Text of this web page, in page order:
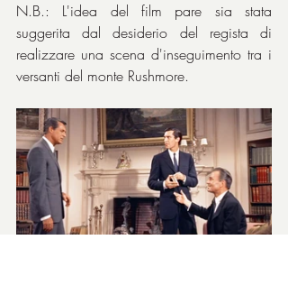
N.B.: L'idea del film pare sia stata
suggerita dal desiderio del regista di
realizzare una scena d'inseguimento tra i
versanti del monte Rushmore.